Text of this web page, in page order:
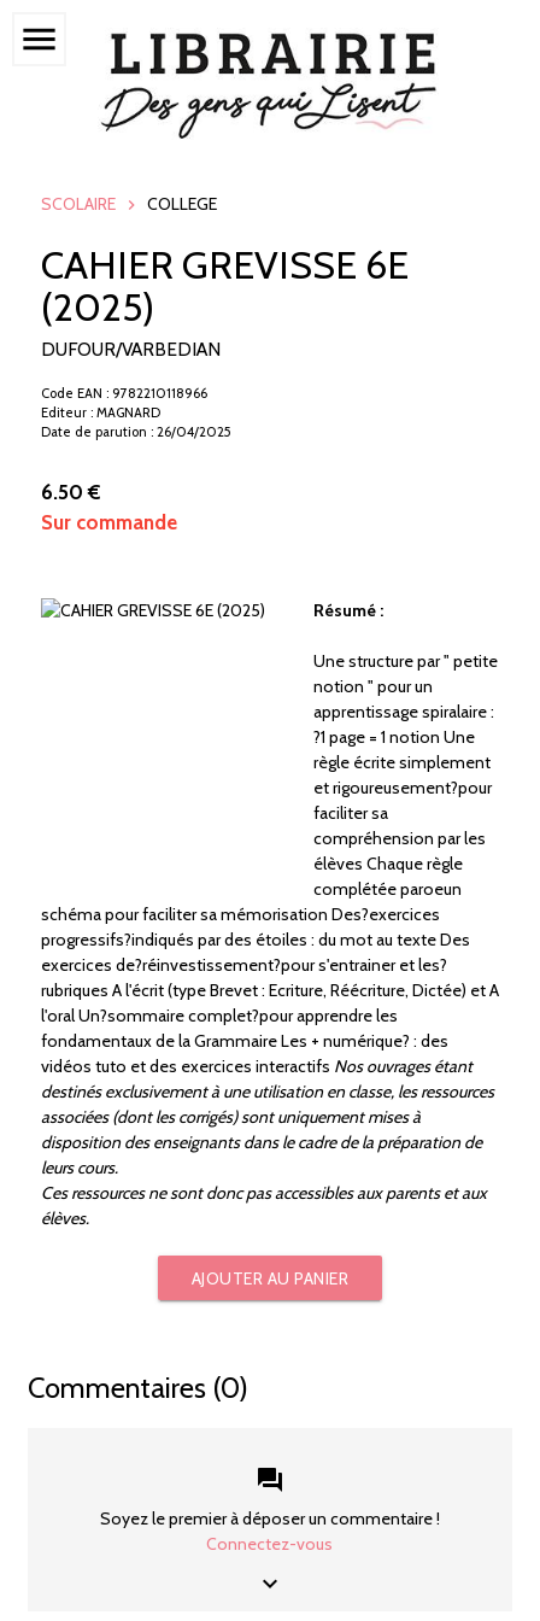
menu
SCOLAIRE COLLEGE
CAHIER GREVISSE 6E
(2025)
DUFOUR/VARBEDIAN
Code EAN : 9782210118966
Editeur : MAGNARD
Date de parution : 26/04/2025
6.50 €
Sur commande
Résumé :
Une structure par " petite
notion " pour un
apprentissage spiralaire :
?1 page = 1 notion Une
règle écrite simplement
et rigoureusement?pour
faciliter sa
compréhension par les
élèves Chaque règle
complétée paroeun
schéma pour faciliter sa mémorisation Des?exercices
progressifs?indiqués par des étoiles : du mot au texte Des
exercices de?réinvestissement?pour s'entrainer et les?
rubriques A l'écrit (type Brevet : Ecriture, Réécriture, Dictée) et A
l'oral Un?sommaire complet?pour apprendre les
fondamentaux de la Grammaire Les + numérique? : des
vidéos tuto et des exercices interactifs Nos ouvrages étant
destinés exclusivement à une utilisation en classe, les ressources
associées (dont les corrigés) sont uniquement mises à
disposition des enseignants dans le cadre de la préparation de
leurs cours.
Ces ressources ne sont donc pas accessibles aux parents et aux
élèves.
AJOUTER AU PANIER
Commentaires (0)
forum
Soyez le premier à déposer un commentaire !
Connectez-vous
keyboard_arrow_down